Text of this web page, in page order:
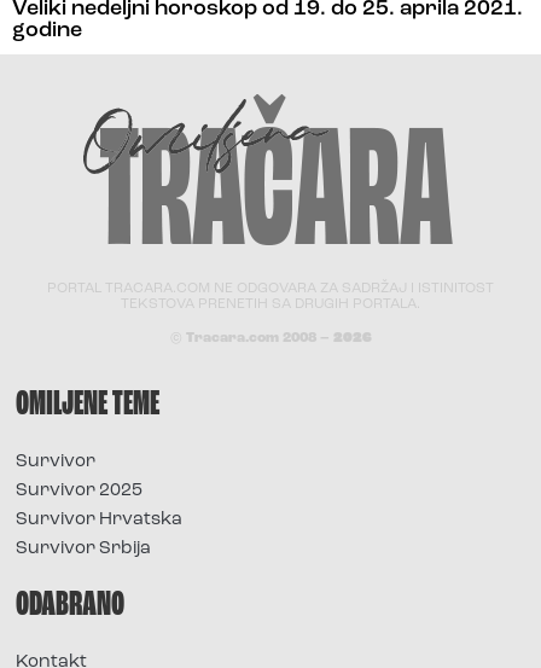
Veliki nedeljni horoskop od 19. do 25. aprila 2021.
godine
PORTAL TRACARA.COM NE ODGOVARA ZA SADRŽAJ I ISTINITOST
TEKSTOVA PRENETIH SA DRUGIH PORTALA.
© Tracara.com 2008 – 2026
OMILJENE TEME
Survivor
Survivor 2025
Survivor Hrvatska
Survivor Srbija
ODABRANO
Kontakt